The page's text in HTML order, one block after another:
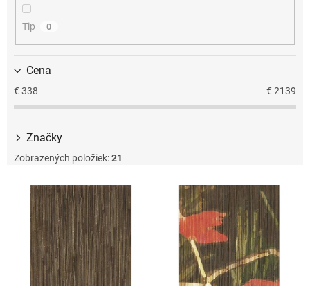
Tip 0
Cena
€ 338 € 2139
Značky
Zobrazených položiek:21